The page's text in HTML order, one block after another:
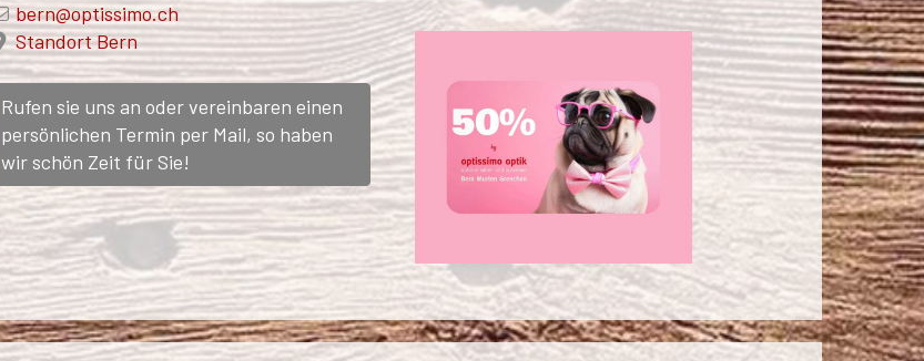
bern@optissimo.ch
Standort Bern
Rufen sie uns an oder vereinbaren einen
persönlichen Termin per Mail, so haben
wir schön Zeit für Sie!